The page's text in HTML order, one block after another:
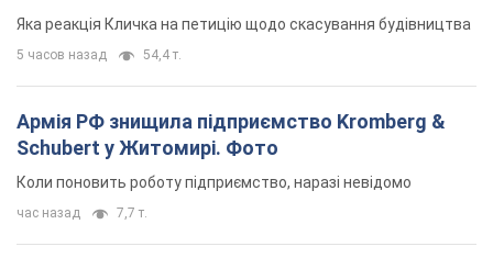
"московського вірянина"
Яка реакція Кличка на петицію щодо скасування будівництва
5 часов назад 54,4 т.
Армія РФ знищила підприємство Kromberg &
Schubert у Житомирі. Фото
Коли поновить роботу підприємство, наразі невідомо
час назад 7,7 т.